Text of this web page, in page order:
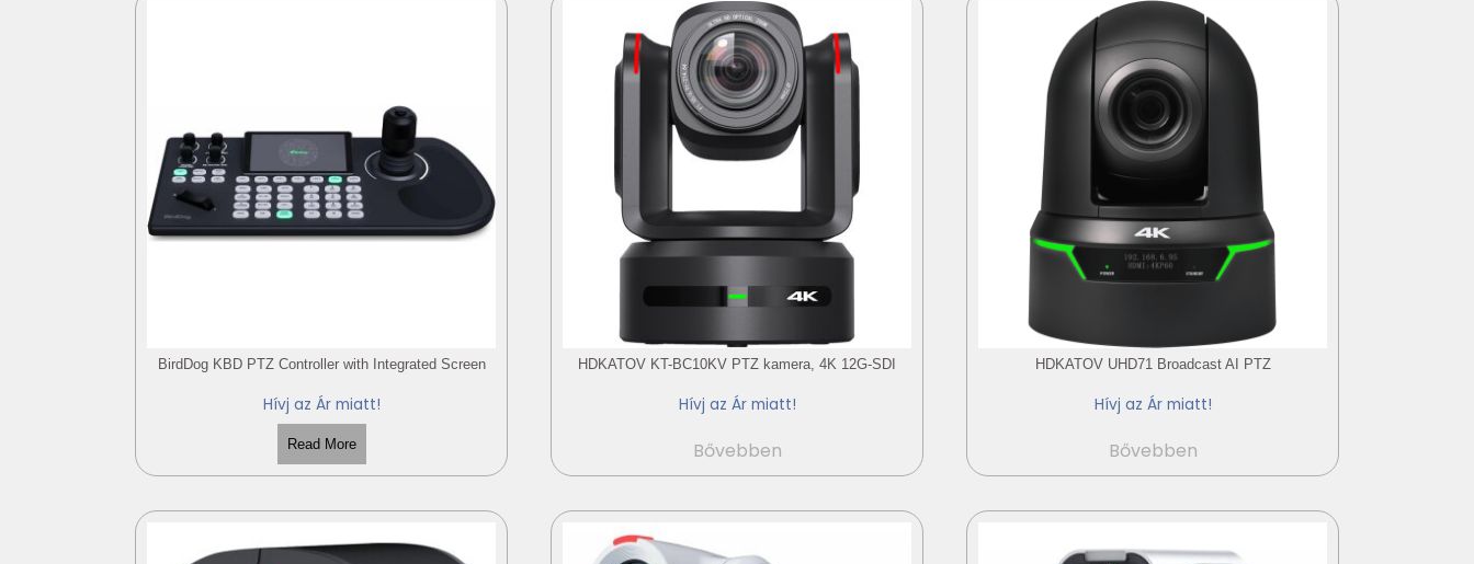
BirdDog KBD PTZ Controller with Integrated Screen
Hívj az Ár miatt!
Read More
HDKATOV KT-BC10KV PTZ kamera, 4K 12G-SDI
Hívj az Ár miatt!
Bővebben
HDKATOV UHD71 Broadcast AI PTZ
Hívj az Ár miatt!
Bővebben